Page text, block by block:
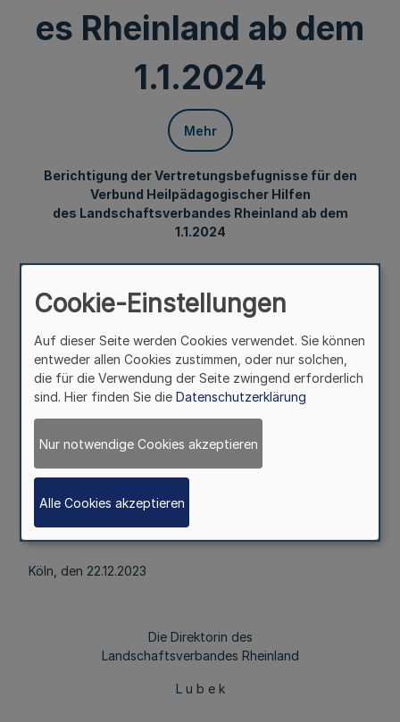
es Rheinland ab dem
1.1.2024
Mehr
Berichtigung der Vertretungsbefugnisse für den
Verbund Heilpädagogischer Hilfen
des Landschaftsverbandes Rheinland ab dem
1.1.2024
Bekanntmachung des Landschaftsverbandes Rheinland
Vom 22. Dezember 2023
Verbund Heilpädagogischer Hilfen des
Landschaftsverbandes Rheinland ab dem 1.1.2024 ist im
bekannt gemacht worden.
Köln, den 22.12.2023
Die Direktorin des
Landschaftsverbandes Rheinland
L u b e k
Cookie-Einstellungen
Auf dieser Seite werden Cookies verwendet. Sie können
entweder allen Cookies zustimmen, oder nur solchen,
die für die Verwendung der Seite zwingend erforderlich
sind. Hier finden Sie die Datenschutzerklärung
Nur notwendige Cookies akzeptieren
Alle Cookies akzeptieren